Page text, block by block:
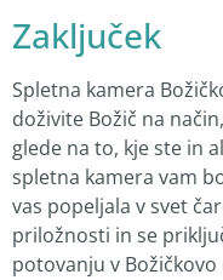
Zaključek
Spletna kamera
doživite Božič na
glede na to, kje ste in
spletna kamera vam
vas popeljala v svet
priložnosti in se
potovanju v Božičkovo